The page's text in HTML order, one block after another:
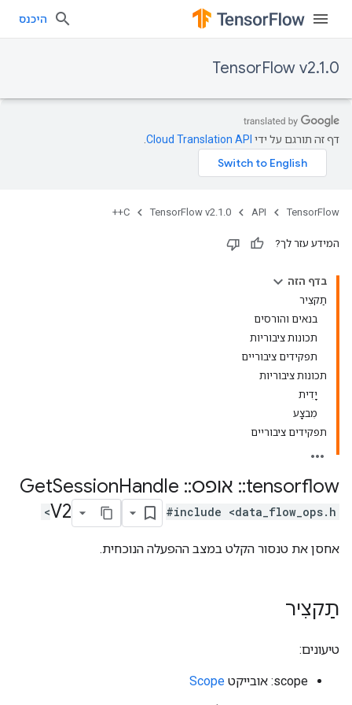
היכנס
TensorFlow v2.1.0
דף זה תורגם על ידי Cloud Translation API
TensorFlow
API
TensorFlow v2.1.0
C++
המידע עזר לך?
בדף הזה
תַקצִיר
בנאים והורסים
תכונות ציבוריות
תפקידים ציבוריים
תכונות ציבוריות
יָדִית
מִבצָע
תפקידים ציבוריים
tensorflow
:: אופס::
SessionHandle
V2
#include <data_flow_ops.h>
אחסן את טנסור הקלט במצב ההפעלה הנוכחית.
תַקצִיר
טיעונים:
scope: אובייקט
Scope